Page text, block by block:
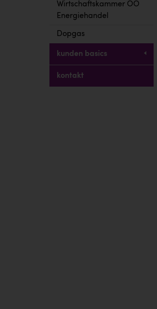
Wirtschaftskammer OÖ
Energiehandel
Dopgas
kunden basics
kontakt